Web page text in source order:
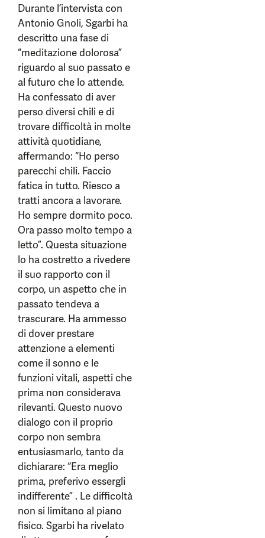
Durante l’intervista con
Antonio Gnoli, Sgarbi ha
descritto una fase di
“meditazione dolorosa”
riguardo al suo passato e
al futuro che lo attende.
Ha confessato di aver
perso diversi chili e di
trovare difficoltà in molte
attività quotidiane,
affermando: “Ho perso
parecchi chili. Faccio
fatica in tutto. Riesco a
tratti ancora a lavorare.
Ho sempre dormito poco.
Ora passo molto tempo a
letto”. Questa situazione
lo ha costretto a rivedere
il suo rapporto con il
corpo, un aspetto che in
passato tendeva a
trascurare. Ha ammesso
di dover prestare
attenzione a elementi
come il sonno e le
funzioni vitali, aspetti che
prima non considerava
rilevanti. Questo nuovo
dialogo con il proprio
corpo non sembra
entusiasmarlo, tanto da
dichiarare: “Era meglio
prima, preferivo essergli
indifferente” . Le difficoltà
non si limitano al piano
fisico. Sgarbi ha rivelato